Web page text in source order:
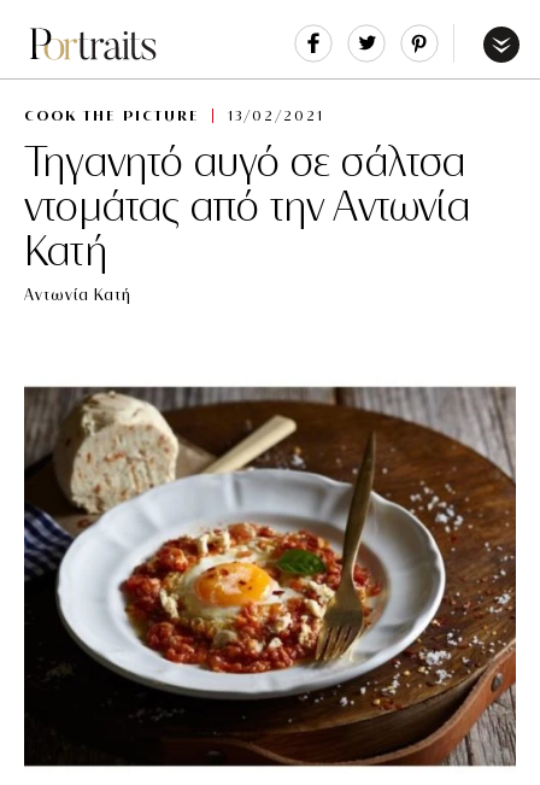
Share Tweet
COOK THE PICTURE 13/02/2021
Τηγανητό αυγό σε σάλτσα
ντομάτας από την Αντωνία
Κατή
Αντωνία Κατή